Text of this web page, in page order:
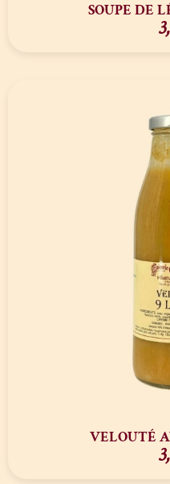
SOUPE DE
VELOUTÉ